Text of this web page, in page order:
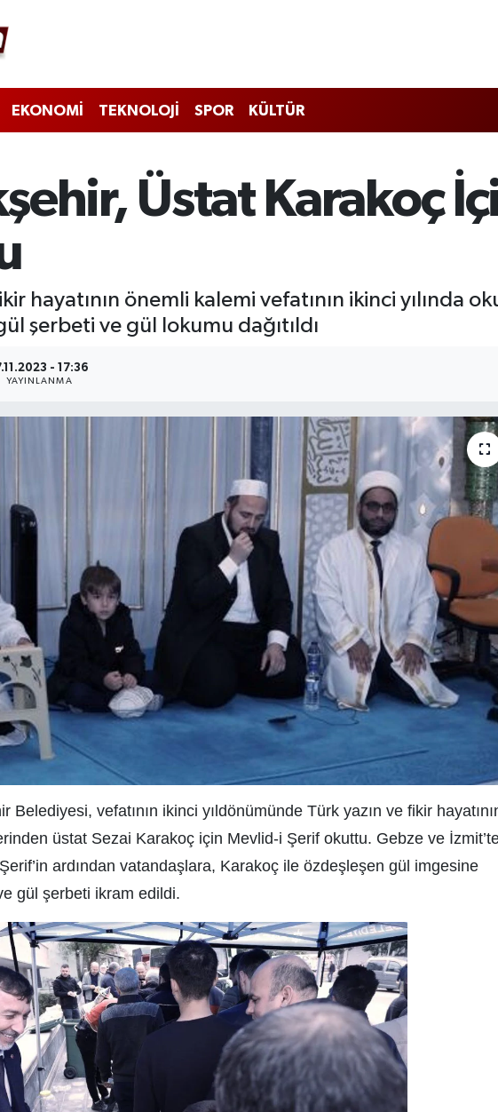
EKONOMİ TEKNOLOJİ SPOR KÜLTÜR
Üstat Karakoç
hayatının önemli kalemi vefatının ikinci yılında
şerbeti ve gül lokumu dağıtıldı
- 17:36
YAYINLANMA
Belediyesi, vefatının ikinci yıldönümünde Türk yazın ve fikir
üstat Sezai Karakoç için Mevlid-i Şerif okuttu. Gebze ve
ardından vatandaşlara, Karakoç ile özdeşleşen gül imgesine
gül şerbeti ikram edildi.